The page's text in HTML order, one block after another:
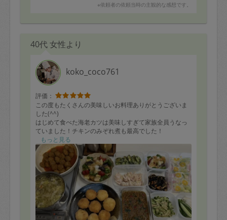
※依頼者の依頼当時の主観的な感想です。
40代 女性より
koko_coco761
評価：
この度もたくさんの美味しいお料理ありがとうございま
した(^^)
はじめて食べた海老カツは美味しすぎて家族全員うなっ
ていました！チキンのみぞれ煮も最高でした！
本日いただいた鶏のお料理もめちゃくちゃ美味しくて感
激でした(^^)
また次回も宜しくお願い致します！
もっと見る